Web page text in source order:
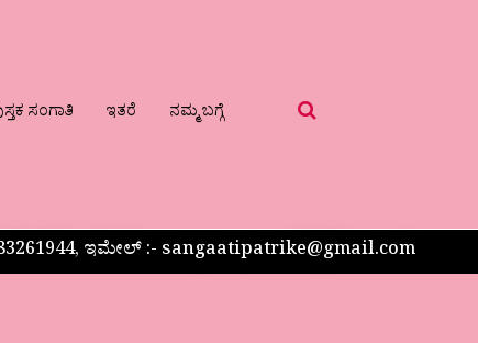
ಸಂಗಾತಿ ಇತರೆ ನಮ್ಮ ಬಗ್ಗೆ
ಇಮೇಲ್ :- sangaatipatrike@gmail.com